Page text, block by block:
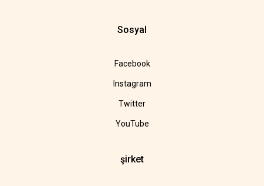
Sosyal
Facebook
Instagram
Twitter
YouTube
şirket